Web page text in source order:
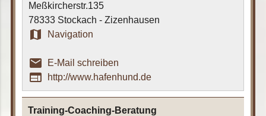
Meßkircherstr.135
78333 Stockach - Zizenhausen
map Navigation
email_outline
E-Mail schreiben
web http://www.hafenhund.de
Training-Coaching-Beratung